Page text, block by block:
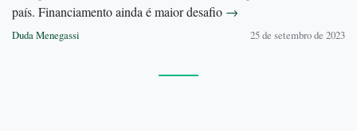
país. Financiamento ainda é maior desafio →
Duda Menegassi 25 de setembro de 2023